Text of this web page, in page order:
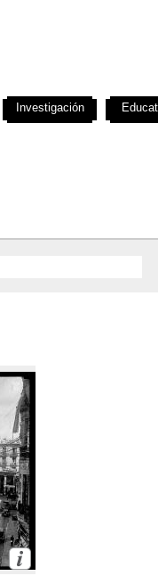
Investigación